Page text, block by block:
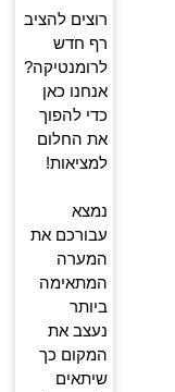
רוצים להציב
רף חדש
לרומנטיקה?
אנחנו כאן
כדי להפוך
את החלום
למציאות!
נמצא
עבורכם את
המערה
המתאימה
ביותר
נעצב את
המקום כך
שיתאים